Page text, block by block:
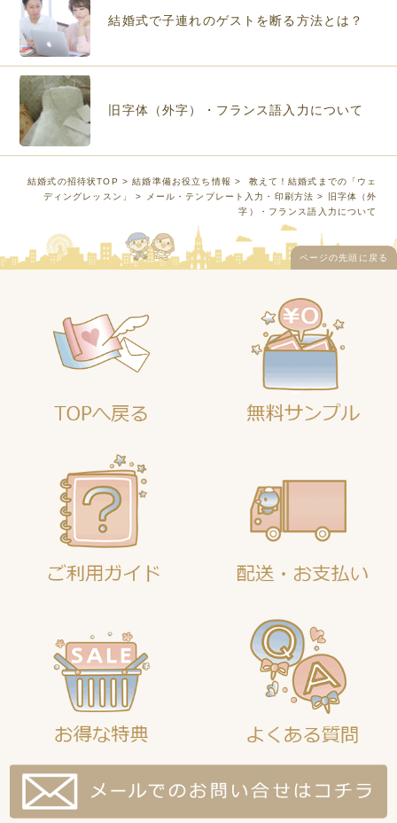
結婚式で子連れのゲストを断る方法とは？
旧字体（外字）・フランス語入力について
結婚式の招待状TOP >結婚準備お役立ち情報 > 教えて！結婚式までの「ウェ
ディングレッスン」
> メール・テンプレート入力・印刷方法 > 旧字体（外
字）・フランス語入力について
ページの先頭に戻る